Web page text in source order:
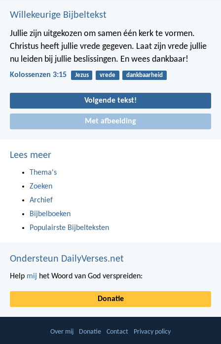
Willekeurige Bijbeltekst
Jullie zijn uitgekozen om samen één kerk te vormen.
Christus heeft jullie vrede gegeven. Laat zijn vrede jullie
nu leiden bij jullie beslissingen. En wees dankbaar!
Kolossenzen 3:15 Jezus vrede dankbaarheid
Volgende tekst!
Met afbeelding
Lees meer
Thema's
Zoeken
Archief
Bijbelboeken
Populairste Bijbelteksten
Ondersteun DailyVerses.net
Help mij het Woord van God verspreiden:
Donatie
Over mij Donatie Contact Privacy policy